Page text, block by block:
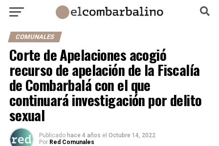
COMUNALES
Corte de Apelaciones acogió
recurso de apelación de la Fiscalía
de Combarbalá con el que
continuará investigación por delito
sexual
Publicado hace 4 años el Octubre 14, 2022
Por Red Comunales